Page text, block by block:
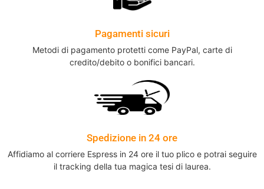
Pagamenti sicuri
Metodi di pagamento protetti come PayPal, carte di
credito/debito o bonifici bancari.
Spedizione in 24 ore
Affidiamo al corriere Espress in 24 ore il tuo plico e potrai seguire
il tracking della tua magica tesi di laurea.